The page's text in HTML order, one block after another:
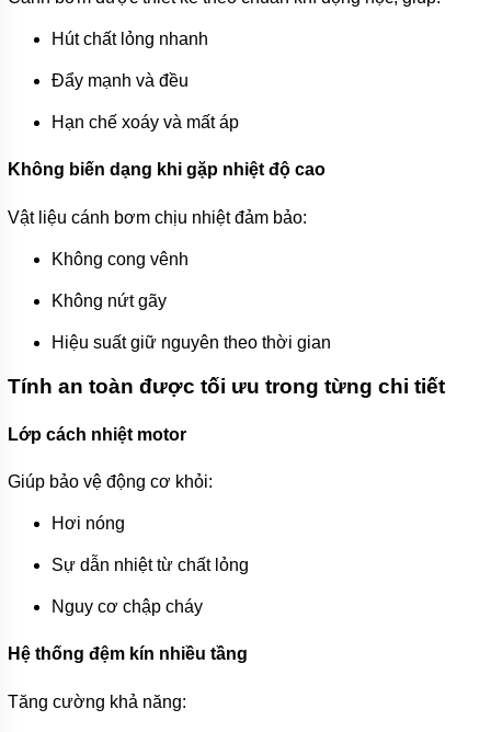
Hút chất lỏng nhanh
Đẩy mạnh và đều
Hạn chế xoáy và mất áp
Không biến dạng khi gặp nhiệt độ cao
Vật liệu cánh bơm chịu nhiệt đảm bảo:
Không cong vênh
Không nứt gãy
Hiệu suất giữ nguyên theo thời gian
Tính an toàn được tối ưu trong từng chi tiết
Lớp cách nhiệt motor
Giúp bảo vệ động cơ khỏi:
Hơi nóng
Sự dẫn nhiệt từ chất lỏng
Nguy cơ chập cháy
Hệ thống đệm kín nhiều tầng
Tăng cường khả năng: